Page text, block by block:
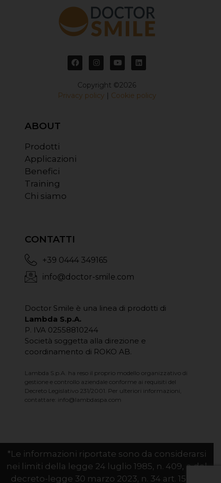
Copyright ©2026
Privacy policy | Cookie policy
ABOUT
Prodotti
Applicazioni
Benefici
Training
Chi siamo
CONTATTI
+39 0444 349165
info@doctor-smile.com
Doctor Smile è una linea di prodotti di
Lambda S.p.A.
P. IVA 02558810244
Società soggetta alla direzione e
coordinamento di ROKO AB.
Lambda S.p.A. ha reso il proprio modello organizzativo di
gestione e controllo aziendale conforme ai requisiti del
Decreto Legislativo 231/2001. Per ulteriori informazioni,
contattare: info@lambdaspa.com
*Le informazioni riportate sono da considerarsi
nei limiti della legge 24 luglio 1985, n. 409, e del
decreto-legge 30 marzo 2023, n. 34 art. 15-ter.